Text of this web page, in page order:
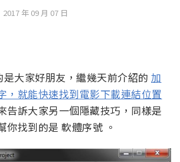
2017 年 09 月 07 日
大家好朋友，繼幾天前介紹的 加
，就能快速找到電影下載連結位置
告訴大家另一個隱藏技巧，同樣是
你找到的是 軟體序號 。